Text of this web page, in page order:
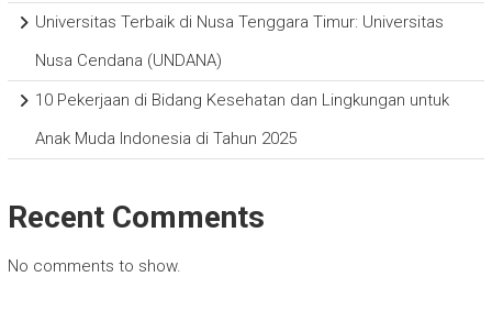
Universitas Terbaik di Nusa Tenggara Timur: Universitas
Nusa Cendana (UNDANA)
10 Pekerjaan di Bidang Kesehatan dan Lingkungan untuk
Anak Muda Indonesia di Tahun 2025
Recent Comments
No comments to show.